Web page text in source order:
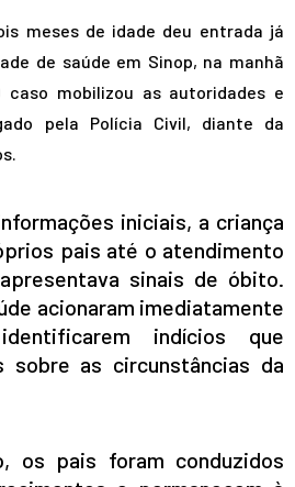
meses de idade deu entrada já
de saúde em Sinop, na manhã
caso mobilizou as autoridades e
pela Polícia Civil, diante da
iniciais, a criança
pais até o atendimento
sinais de óbito.
acionaram imediatamente
indícios que
sobre as circunstâncias da
os pais foram conduzidos